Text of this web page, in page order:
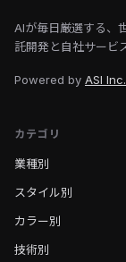
AIが毎日厳選する、
託開発と自社サービ
Powered by ASI Inc.
カテゴリ
業種別
スタイル別
カラー別
技術別